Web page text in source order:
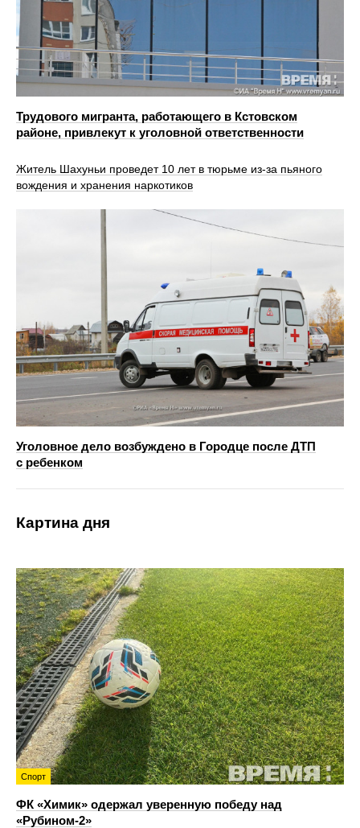
Трудового мигранта, работающего в Кстовском
районе, привлекут к уголовной ответственности
Житель Шахуньи проведет 10 лет в тюрьме из-за пьяного
вождения и хранения наркотиков
Уголовное дело возбуждено в Городце после ДТП
с ребенком
Картина дня
Спорт
ФК «Химик» одержал уверенную победу над
«Рубином‑2»